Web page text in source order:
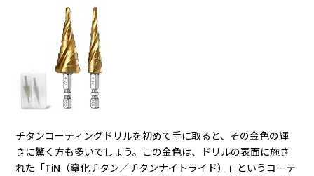
チタンコーティングドリルを初めて手に取ると、その金色の輝
きに驚く方も多いでしょう。この金色は、ドリルの表面に施さ
れた「TiN（窒化チタン／チタンナイトライド）」というコーテ